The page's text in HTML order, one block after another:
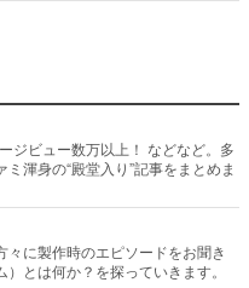
渾身の“殿堂入り”記事をまとめま
々に製作時のエピソードをお聞き
）とは何か？を探っていきます。
『赫本』は、〈試験問題〉の形